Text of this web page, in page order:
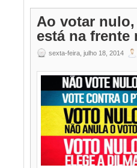
Ao votar
está na frente
sexta-feira, julho 18, 2014